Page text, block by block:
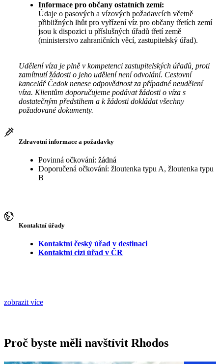
Informace pro občany ostatních zemí:
Údaje o pasových a vízových požadavcích včetně
přibližných lhůt pro vyřízení víz pro občany třetích zemí
jsou k dispozici u příslušných úřadů třetí země
(ministerstvo zahraničních věcí, zastupitelský úřad).
Udělení víza je plně v kompetenci zastupitelských úřadů, proti
zamítnutí žádosti o jeho udělení není odvolání. Cestovní
kancelář Čedok nenese odpovědnost za případné neudělení
víza. Klientům doporučujeme podávat žádosti o víza s
dostatečným předstihem a k žádosti dokládat všechny
požadované dokumenty.
Zdravotní informace a požadavky
Povinná očkování: žádná
Doporučená očkování: žloutenka typu A, žloutenka typu
B
Kontaktní úřady
Kontaktní český úřad v destinaci
Kontaktní cizí úřad v ČR
zobrazit více
Proč byste měli navštívit Rhodos